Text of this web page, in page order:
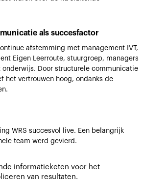
als succesfactor
afstemming met management IVT,
Eigen Leerroute, stuurgroep, managers
onderwijs. Door structurele communicatie
het vertrouwen hoog, ondanks de
WRS succesvol live. Een belangrijk
team werd gevierd.
informatieketen voor het
van resultaten.